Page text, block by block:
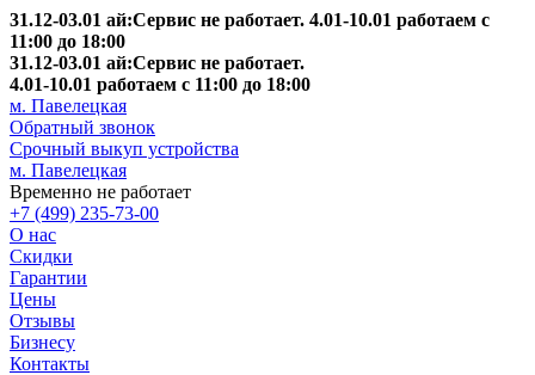
31.12-03.01 ай:Сервис не работает. 4.01-10.01 работаем с
11:00 до 18:00
31.12-03.01 ай:Сервис не работает.
4.01-10.01 работаем с 11:00 до 18:00
м. Павелецкая
Обратный звонок
Срочный выкуп устройства
м. Павелецкая
Временно не работает
+7 (499) 235-73-00
О нас
Скидки
Гарантии
Цены
Отзывы
Бизнесу
Контакты